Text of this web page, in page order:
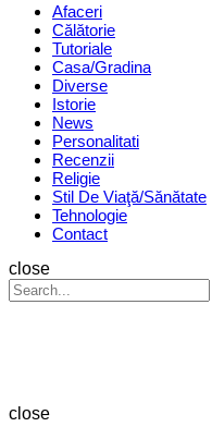
Menu Afaceri
Călătorie
Tutoriale
Casa/Gradina
Diverse
Istorie
News
Personalitati
Recenzii
Religie
Stil De Viaţă/Sănătate
Tehnologie
Contact
Search
close
Search
for:
close